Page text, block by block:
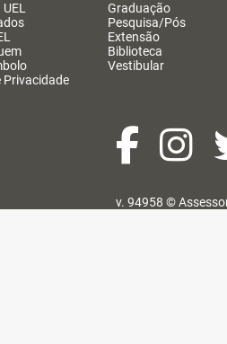
UEL
Privacidade
Graduação
Pesquisa/Pós
Extensão
Biblioteca
Vestibular
v. 94958 ©